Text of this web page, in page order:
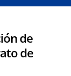
de
de